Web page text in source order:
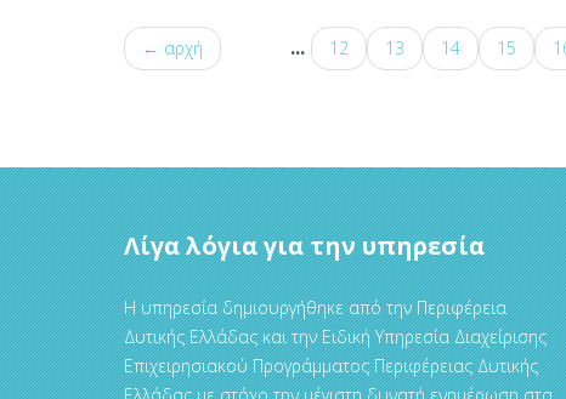
← αρχή ... 12 13 14 15
Λίγα λόγια για την υπηρεσία
Η υπηρεσία δημιουργήθηκε από την Περιφέρεια
Δυτικής Ελλάδας και την Ειδική Υπηρεσία Διαχείρισης
Επιχειρησιακού Προγράμματος Περιφέρειας Δυτικής